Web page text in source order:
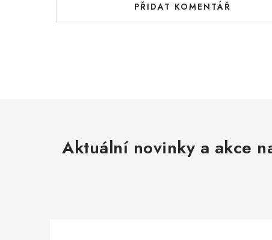
PŘIDAT KOMENTÁŘ
Aktuální novinky a akce